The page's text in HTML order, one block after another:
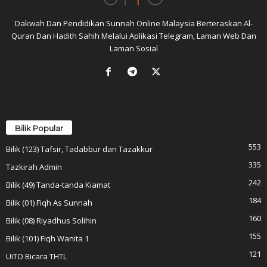
Dakwah Dan Pendidikan Sunnah Online Malaysia Berteraskan Al-
Quran Dan Hadith Sahih Melalui Aplikasi Telegram, Laman Web Dan
Laman Sosial
Bilik Popular
Bilik (123) Tafsir, Tadabbur dan Tazakkur
553
Tazkirah Admin
335
Bilik (49) Tanda-tanda Kiamat
242
Bilik (01) Fiqh As Sunnah
184
Bilik (08) Riyadhus Solihin
160
Bilik (101) Fiqh Wanita 1
155
UiTO Bicara THTL
121